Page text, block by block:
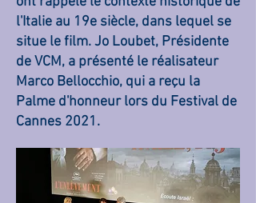
l'Italie au 19e siècle, dans lequel se
situe le film. Jo Loubet, Présidente
de VCM, a présenté le réalisateur
Marco Bellocchio, qui a reçu la
Palme d'honneur lors du Festival de
Cannes 2021.